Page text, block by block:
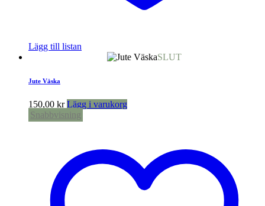
Lägg till listan
SLUT
Jute Väska
150,00 kr Lägg i varukorg
Snabbvisning